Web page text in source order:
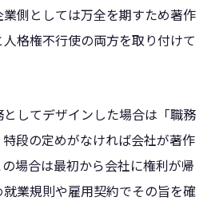
側としては万全を期すため著作
格権不行使の両方を取り付けて
してデザインした場合は「職務
段の定めがなければ会社が著作
場合は最初から会社に権利が帰
業規則や雇用契約でその旨を確